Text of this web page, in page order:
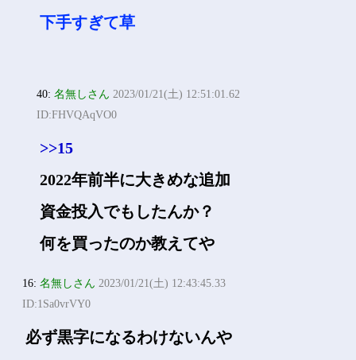
下手すぎて草
40:名無しさん 2023/01/21(土) 12:51:01.62
ID:FHVQAqVO0
>>15
2022年前半に大きめな追加
資金投入でもしたんか？
何を買ったのか教えてや
16:名無しさん 2023/01/21(土) 12:43:45.33
ID:1Sa0vrVY0
必ず黒字になるわけないんや